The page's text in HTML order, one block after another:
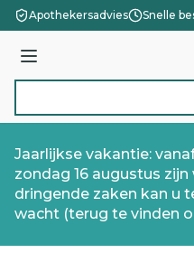
Ga naar de inhoud
Apothekersadvies Snelle
Menu
Jaarlijkse vakantie:
zondag 16 augustus
dringende zaken kan u
wacht (terug te vinden